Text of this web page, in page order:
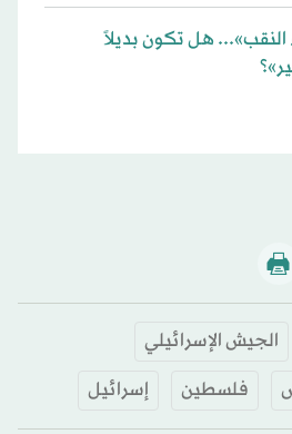
هل تكون بديلاً
الجيش الإسرائيلي
فلسطين إسرائيل